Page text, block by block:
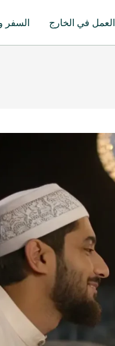
العمل في الخارج السفر